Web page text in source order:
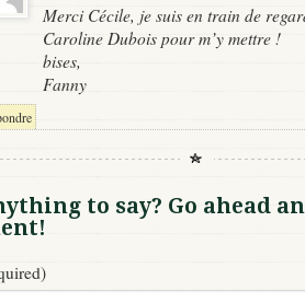
Merci Cécile, je suis en train de
Caroline Dubois pour m’y mettre !
bises,
Fanny
to say? Go ahead